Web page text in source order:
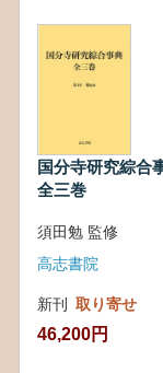
国分寺研究綜合
全三巻
須田勉 監修
高志書院
新刊 取り寄せ
46,200円